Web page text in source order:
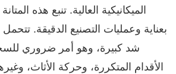
الميكانيكية العالية. تنبع هذه
بعناية وعمليات التصنيع الدقيقة.
شد كبيرة، وهو أمر ضروري
الأقدام المتكررة، وحركة الأثاث،